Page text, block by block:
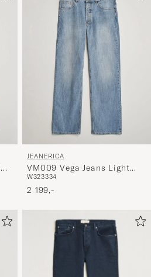
JEANERICA
VM009 Vega Jeans Light
Blue Righe
W323334
2 199,-